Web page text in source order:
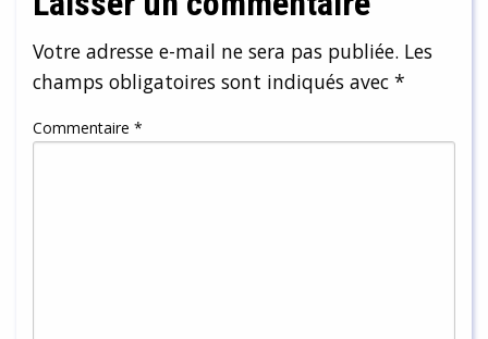
Votre adresse e-mail ne sera pas publiée. Les
champs obligatoires sont indiqués avec *
Commentaire *